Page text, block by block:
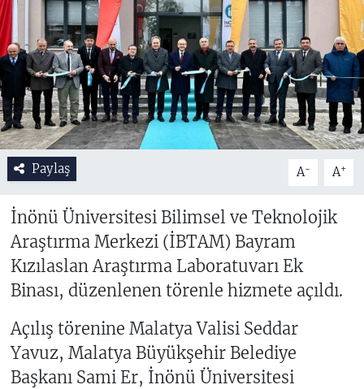
Paylaş A- A+
İnönü Üniversitesi Bilimsel ve Teknolojik
Araştırma Merkezi (İBTAM) Bayram
Kızılaslan Araştırma Laboratuvarı Ek
Binası, düzenlenen törenle hizmete açıldı.
Açılış törenine Malatya Valisi Seddar
Yavuz, Malatya Büyükşehir Belediye
Başkanı Sami Er, İnönü Üniversitesi